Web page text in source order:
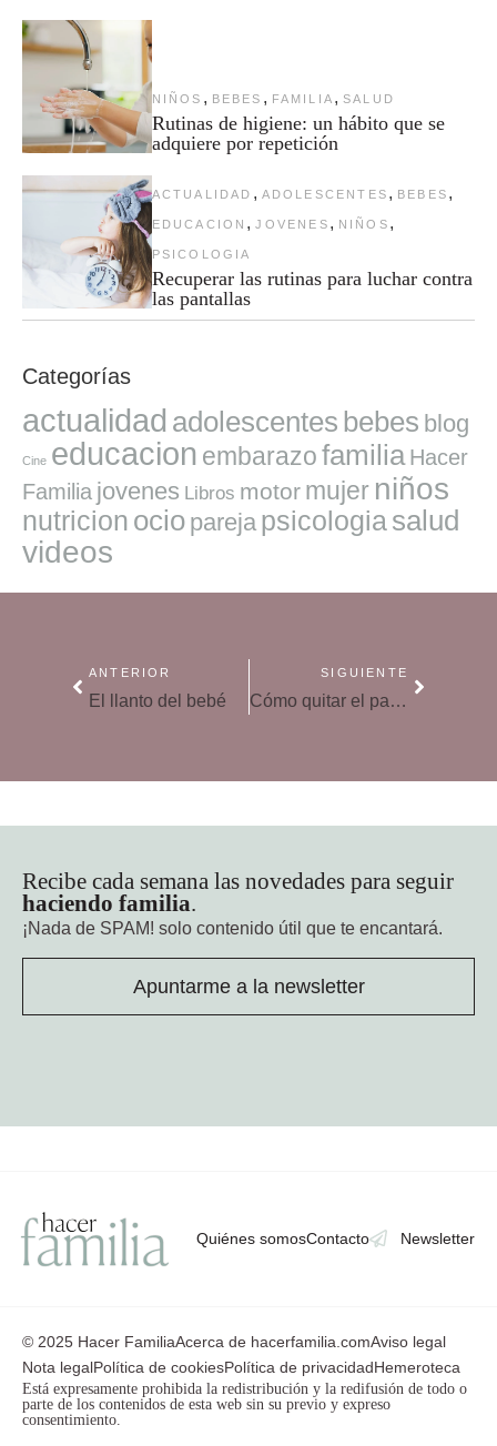
NIÑOS , BEBES , FAMILIA , SALUD
Rutinas de higiene: un hábito que se
adquiere por repetición
ACTUALIDAD , ADOLESCENTES , BEBES ,
EDUCACION , JOVENES , NIÑOS ,
PSICOLOGIA
Recuperar las rutinas para luchar contra
las pantallas
Categorías
actualidad adolescentes bebes blog
Cine educacion embarazofamilia Hacer
Familia jovenes Libros motor mujer niños
nutricion ocio pareja psicologiasalud
videos
ANTERIOR
El llanto del bebé
SIGUIENTE
Cómo quitar el pañal al bebé
Recibe cada semana las novedades para seguir
haciendo familia.
¡Nada de SPAM! solo contenido útil que te encantará.
Apuntarme a la newsletter
Quiénes somosContacto Newsletter
© 2025 Hacer FamiliaAcerca de hacerfamilia.comAviso legal
Nota legalPolítica de cookiesPolítica de privacidadHemeroteca
Está expresamente prohibida la redistribución y la redifusión de todo o
parte de los contenidos de esta web sin su previo y expreso
consentimiento.